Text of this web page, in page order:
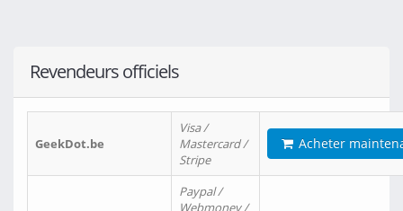
Revendeurs officiels
GeekDot.be
Visa /
Mastercard /
Stripe
Acheter
Paypal /
Webmoney /